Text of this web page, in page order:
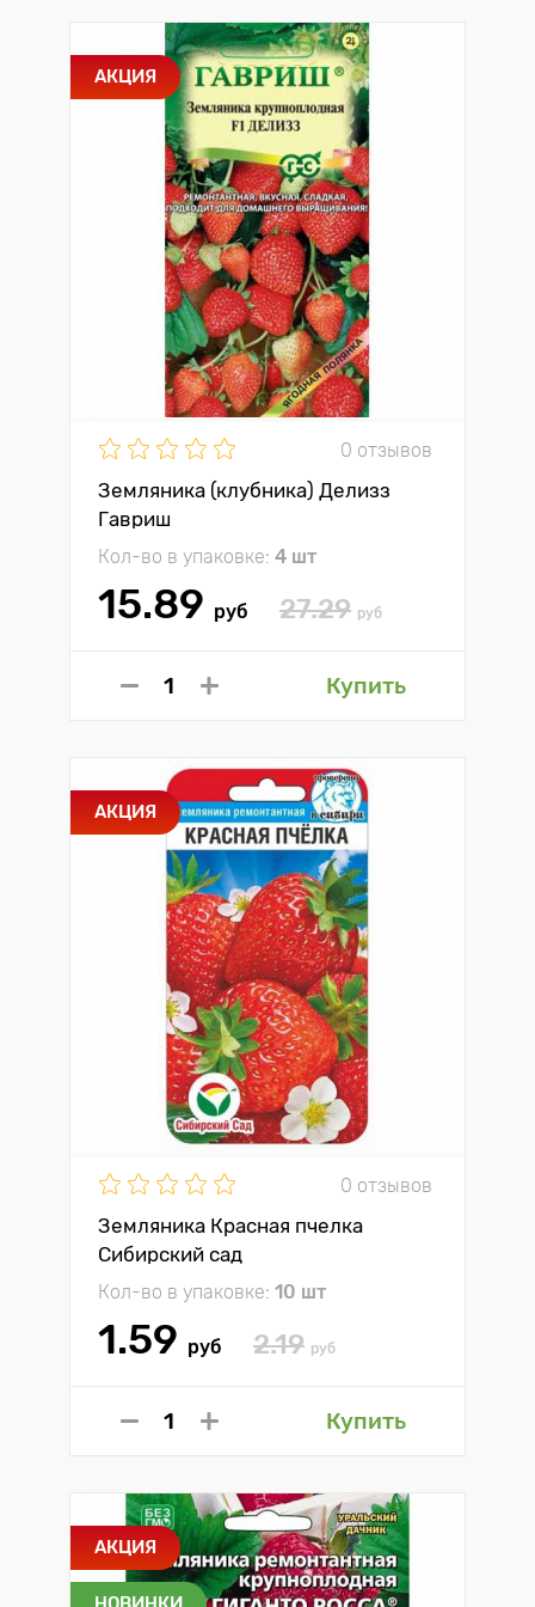
АКЦИЯ
0 отзывов
Земляника (клубника) Делизз
Гавриш
Кол-во в упаковке: 4 шт
15.89 руб 27.29 руб
Купить
АКЦИЯ
0 отзывов
Земляника Красная пчелка
Сибирский сад
Кол-во в упаковке: 10 шт
1.59 руб 2.19 руб
Купить
АКЦИЯ